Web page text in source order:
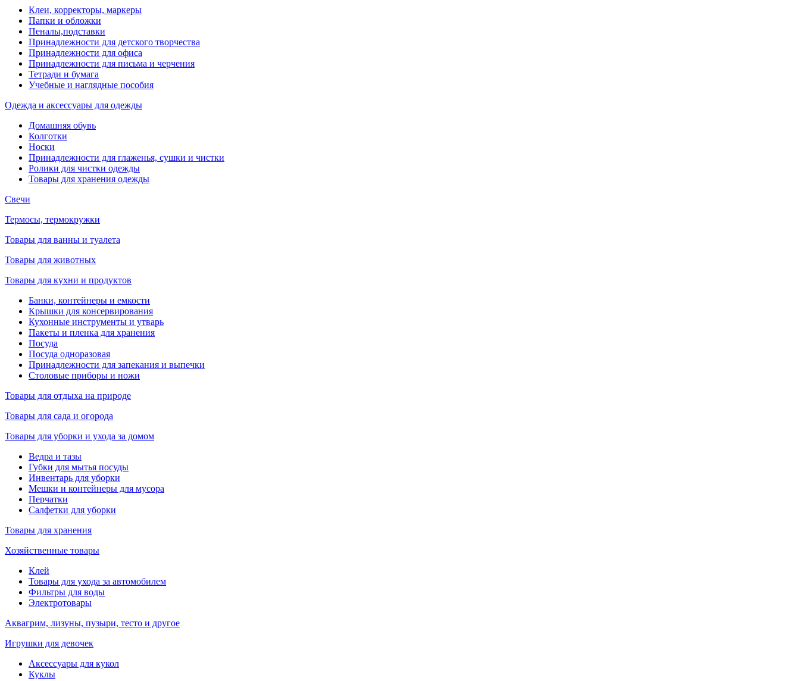
Клеи, корректоры, маркеры
Папки и обложки
Пеналы,подставки
Принадлежности для детского творчества
Принадлежности для офиса
Принадлежности для письма и черчения
Тетради и бумага
Учебные и наглядные пособия
Одежда и аксессуары для одежды
Домашняя обувь
Колготки
Носки
Принадлежности для глаженья, сушки и чистки
Ролики для чистки одежды
Товары для хранения одежды
Свечи
Термосы, термокружки
Товары для ванны и туалета
Товары для животных
Товары для кухни и продуктов
Банки, контейнеры и емкости
Крышки для консервирования
Кухонные инструменты и утварь
Пакеты и пленка для хранения
Посуда
Посуда одноразовая
Принадлежности для запекания и выпечки
Столовые приборы и ножи
Товары для отдыха на природе
Товары для сада и огорода
Товары для уборки и ухода за домом
Ведра и тазы
Губки для мытья посуды
Инвентарь для уборки
Мешки и контейнеры для мусора
Перчатки
Салфетки для уборки
Товары для хранения
Хозяйственные товары
Клей
Товары для ухода за автомобилем
Фильтры для воды
Электротовары
Аквагрим, лизуны, пузыри, тесто и другое
Игрушки для девочек
Аксессуары для кукол
Куклы